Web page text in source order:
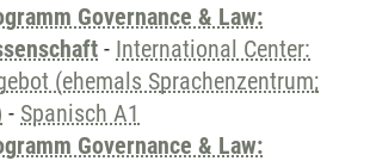
Governance & Law:
- International Center:
(ehemals Sprachenzentrum;
- Spanisch A1
Governance & Law: